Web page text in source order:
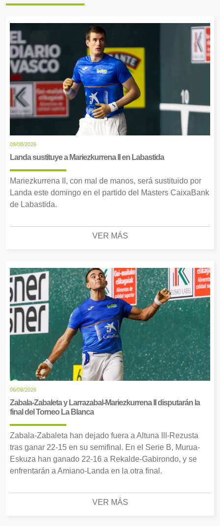
09/08/2026
Landa sustituye a Mariezkurrena II en Labastida
Mariezkurrena II, con mal de manos, será sustituido por
Landa este domingo en el partido del Masters CaixaBank
de Labastida.
VER MÁS
06/08/2026
Zabala-Zabaleta y Larrazabal-Mariezkurrena II disputarán la
final del Torneo La Blanca
Zabala-Zabaleta han dejado fuera a Altuna III-Rezusta
tras ganar 22-15 en su semifinal. En el Serie B, Murua-
Eskuza han ganado 22-16 a Rekalde-Gabirondo, y se
enfrentarán a Amiano-Landa en la otra final.
VER MÁS